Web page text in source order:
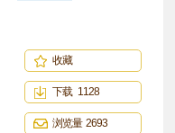
收藏
下载 1128
浏览量 2693